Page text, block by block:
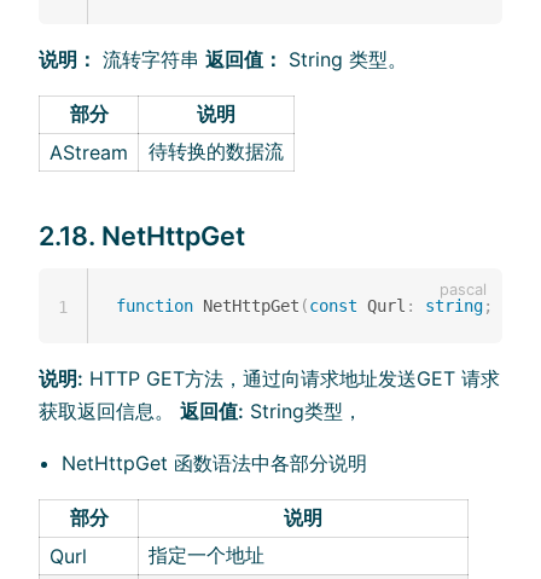
说明： 流转字符串 返回值： String 类型。
部分
说明
AStream
待转换的数据流
2.18. NetHttpGet
function NetHttpGet (const Qurl : string;
1
说明: HTTP GET方法，通过向请求地址发送GET 请求
获取返回信息。 返回值: String类型，
NetHttpGet 函数语法中各部分说明
部分
说明
Qurl
指定一个地址